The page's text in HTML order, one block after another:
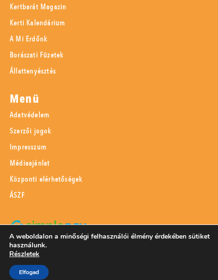
Kertbarát Magazin
Kerti Kalendárium
A Mi Erdőnk
Borászati Füzetek
Állattenyésztés
Menü
Adatvédelem
Szerzői jogok
Impresszum
Médiaajánlat
Központi elérhetőségek
ÁSZF
SimplePay adattovábbítási nyilatkozat
A weboldalon a minőségi felhasználói élmény érdekében sütiket
használunk.
Részletek
Elfogad